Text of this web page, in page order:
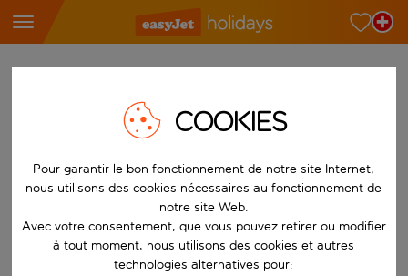
Commencez à taper pour la saisie automatique. Lorsque les
Choisissez votre aéroport
Commencez à taper pour la saisie automatique. Lorsque les
Choisissez votre destination
Choisissez vos dates
Quand
COOKIES
Pour garantir le bon fonctionnement de notre site Internet,
nous utilisons des cookies nécessaires au fonctionnement de
notre site Web.
Avec votre consentement, que vous pouvez retirer ou modifier
à tout moment, nous utilisons des cookies et autres
technologies alternatives pour: